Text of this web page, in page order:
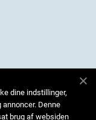
dine indstillinger,
Denne
brug af websiden